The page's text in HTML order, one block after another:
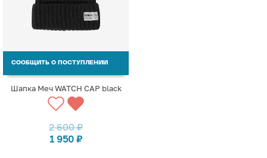
СООБЩИТЬ О ПОСТУПЛЕНИИ
Шапка Меч WATCH CAP black
2 600₽
1 950 ₽